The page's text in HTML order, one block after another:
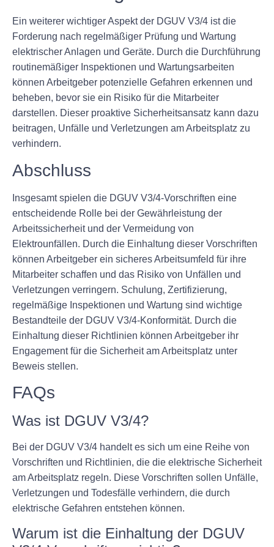
Ein weiterer wichtiger Aspekt der DGUV V3/4 ist die
Forderung nach regelmäßiger Prüfung und Wartung
elektrischer Anlagen und Geräte. Durch die Durchführung
routinemäßiger Inspektionen und Wartungsarbeiten
können Arbeitgeber potenzielle Gefahren erkennen und
beheben, bevor sie ein Risiko für die Mitarbeiter
darstellen. Dieser proaktive Sicherheitsansatz kann dazu
beitragen, Unfälle und Verletzungen am Arbeitsplatz zu
verhindern.
Abschluss
Insgesamt spielen die DGUV V3/4-Vorschriften eine
entscheidende Rolle bei der Gewährleistung der
Arbeitssicherheit und der Vermeidung von
Elektrounfällen. Durch die Einhaltung dieser Vorschriften
können Arbeitgeber ein sicheres Arbeitsumfeld für ihre
Mitarbeiter schaffen und das Risiko von Unfällen und
Verletzungen verringern. Schulung, Zertifizierung,
regelmäßige Inspektionen und Wartung sind wichtige
Bestandteile der DGUV V3/4-Konformität. Durch die
Einhaltung dieser Richtlinien können Arbeitgeber ihr
Engagement für die Sicherheit am Arbeitsplatz unter
Beweis stellen.
FAQs
Was ist DGUV V3/4?
Bei der DGUV V3/4 handelt es sich um eine Reihe von
Vorschriften und Richtlinien, die die elektrische Sicherheit
am Arbeitsplatz regeln. Diese Vorschriften sollen Unfälle,
Verletzungen und Todesfälle verhindern, die durch
elektrische Gefahren entstehen können.
Warum ist die Einhaltung der DGUV